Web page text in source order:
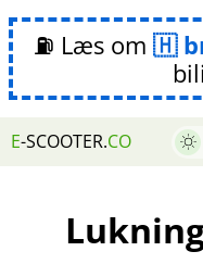
⛽ Læs om
E-SCOOTER.CO